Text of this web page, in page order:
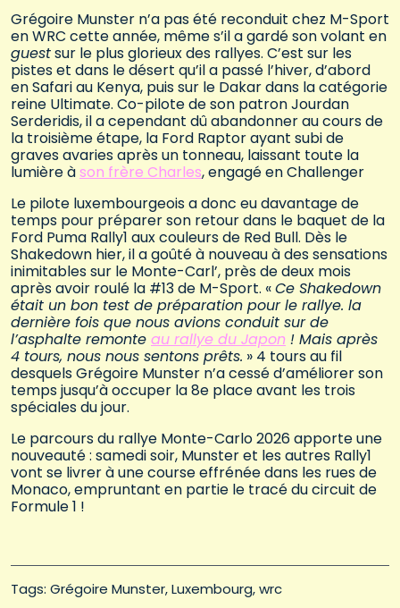
Grégoire Munster n’a pas été reconduit chez M-Sport
en WRC cette année, même s’il a gardé son volant en
guestsur le plus glorieux des rallyes. C’est sur les
pistes et dans le désert qu’il a passé l’hiver, d’abord
en Safari au Kenya, puis sur le Dakar dans la catégorie
reine Ultimate. Co-pilote de son patron Jourdan
Serderidis, il a cependant dû abandonner au cours de
la troisième étape, la Ford Raptor ayant subi de
graves avaries après un tonneau, laissant toute la
lumière àson frère Charles, engagé en Challenger
Le pilote luxembourgeois a donc eu davantage de
temps pour préparer son retour dans le baquet de la
Ford Puma Rally1 aux couleurs de Red Bull. Dès le
Shakedown hier, il a goûté à nouveau à des sensations
inimitables sur le Monte-Carl’, près de deux mois
après avoir roulé la #13 de M-Sport. «Ce Shakedown
était un bon test de préparation pour le rallye. la
dernière fois que nous avions conduit sur de
l’asphalte remonte au rallye du Japon ! Mais après
4 tours, nous nous sentons prêts. » 4 tours au fil
desquels Grégoire Munster n’a cessé d’améliorer son
temps jusqu’à occuper la 8e place avant les trois
spéciales du jour.
Le parcours du rallye Monte-Carlo 2026 apporte une
nouveauté : samedi soir, Munster et les autres Rally1
vont se livrer à une course effrénée dans les rues de
Monaco, empruntant en partie le tracé du circuit de
Formule 1 !
Tags: Grégoire Munster Luxembourg wrc